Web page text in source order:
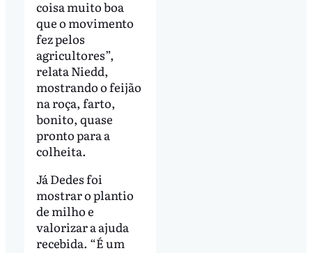
coisa muito boa
que o movimento
fez pelos
agricultores”,
relata Niedd,
mostrando o feijão
na roça, farto,
bonito, quase
pronto para a
colheita.
Já Dedes foi
mostrar o plantio
de milho e
valorizar a ajuda
recebida. “É um